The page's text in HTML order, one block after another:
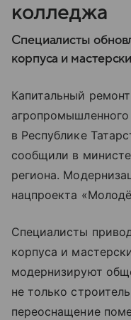
колледжа
Специалисты
корпуса и
Капитальный
в Республике
сообщили в
региона.
нацпроекта
Специалисты
корпуса и
модернизируют
не только
переоснащение